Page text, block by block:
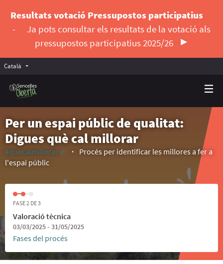
Resultats votació Pressupostos participatius
-
Ja pots consultar els resultats de la votació als
pressupostos participatius 2025/26
Català Triar la llengua
Per un espai públic de qualitat:
Digues què cal millorar
#quecalmillorar
Procés per identificar les millores a fer a
l'espai públic
FASE 2 DE 3
Valoració tècnica
03/03/2025 - 31/05/2025
Fases del procés